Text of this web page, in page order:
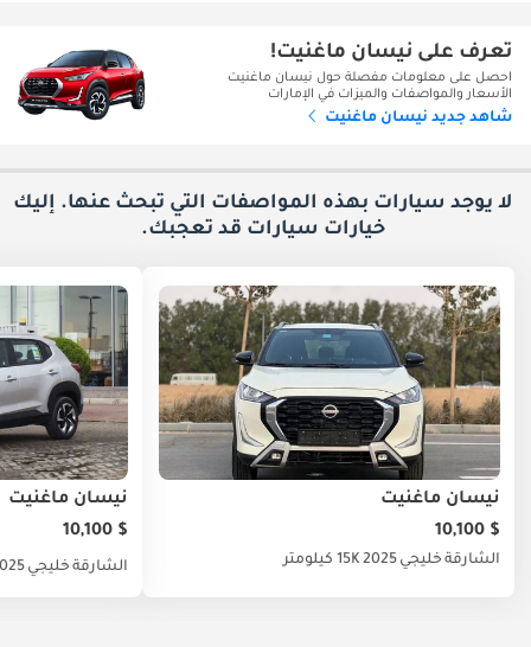
تعرف على نيسان ماغنيت!
احصل على معلومات مفصلة حول نيسان ماغنيت
الأسعار والمواصفات والميزات في الإمارات
شاهد جديد نيسان ماغنيت
لا يوجد سيارات بهذه المواصفات التي تبحث عنها. إليك
خيارات سيارات قد تعجبك.
نيسان ماغنيت
$ 10,100
الشارقة خليجي 202515K كيلومتر
نيسان ماغنيت
$ 10,100
الشارقة خليجي